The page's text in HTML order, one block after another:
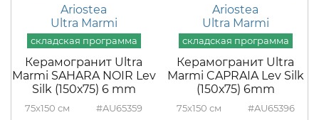
Ariostea
Ultra Marmi
Керамогранит Ultra
Marmi SAHARA NOIR Lev
Silk (150х75) 6 mm
75x150 #AU65359
Ariostea
Ultra Marmi
Керамогранит Ultra
Marmi CAPRAIA Lev Silk
(150х75) 6mm
75x150 #AU65396